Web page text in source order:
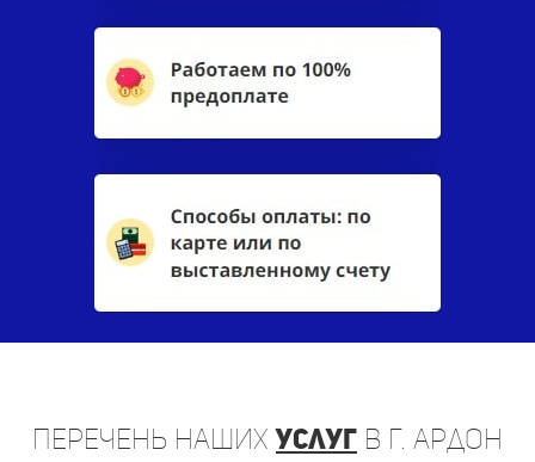
Перечень нашихуслуг в г. Ардон